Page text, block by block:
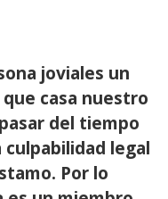
joviales un
casa nuestro
del tiempo
legal
Por lo